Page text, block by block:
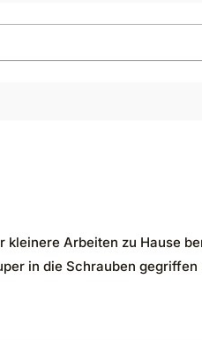
Arbeiten zu Hause
in die Schrauben